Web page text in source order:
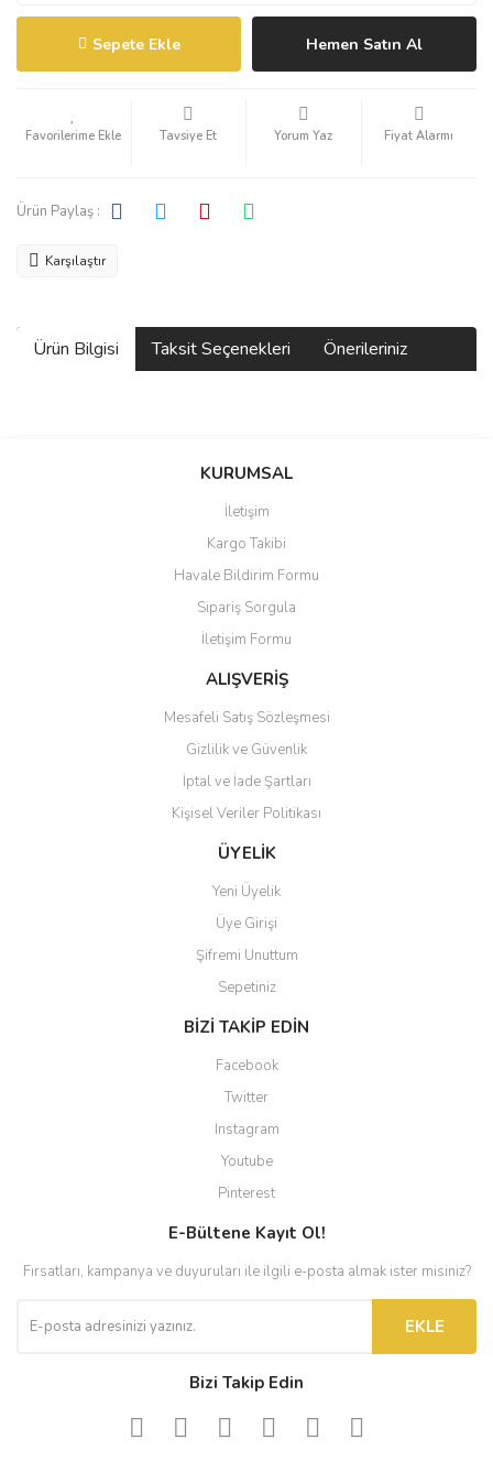
Sepete Ekle Hemen Satın Al
Tavsiye Et Yorum Yaz Fiyat Alarmı
Ürün Paylaş :
Karşılaştır
Ürün Bilgisi Taksit Seçenekleri Önerileriniz
Ürün resmi kalitesiz, bozuk veya görüntülenemiyor.
Ürün açıklamasında eksik bilgiler bulunuyor.
Ürün bilgilerinde hatalar bulunuyor.
Ürün fiyatı diğer sitelerden daha pahalı.
Bu ürüne benzer farklı alternatifler olmalı.
Gönder
KURUMSAL
İletişim
Kargo Takibi
Havale Bildirim Formu
Sipariş Sorgula
İletişim Formu
ALIŞVERİŞ
Mesafeli Satış Sözleşmesi
Gizlilik ve Güvenlik
İptal ve İade Şartları
Kişisel Veriler Politikası
ÜYELİK
Yeni Üyelik
Üye Girişi
Şifremi Unuttum
Sepetiniz
BİZİ TAKİP EDİN
Facebook
Twitter
Instagram
Youtube
Pinterest
E-Bültene Kayıt Ol!
Fırsatları, kampanya ve duyuruları ile ilgili e-posta almak ister misiniz?
EKLE
Bizi Takip Edin